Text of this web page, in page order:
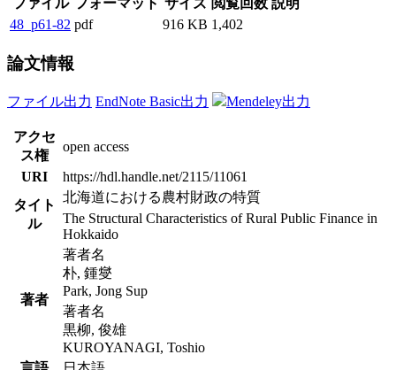
ファイル フォーマット サイズ 閲覧回数 説明
48_p61-82 pdf 916 KB 1,402
論文情報
ファイル出力 EndNote Basic出力 Mendeley出力
アクセ
ス権
open access
URI
https://hdl.handle.net/2115/11061
タイト
ル
北海道における農村財政の特質
The Structural Characteristics of Rural Public Finance in
Hokkaido
著者
著者名
朴, 鍾燮
Park, Jong Sup
著者名
黒柳, 俊雄
KUROYANAGI, Toshio